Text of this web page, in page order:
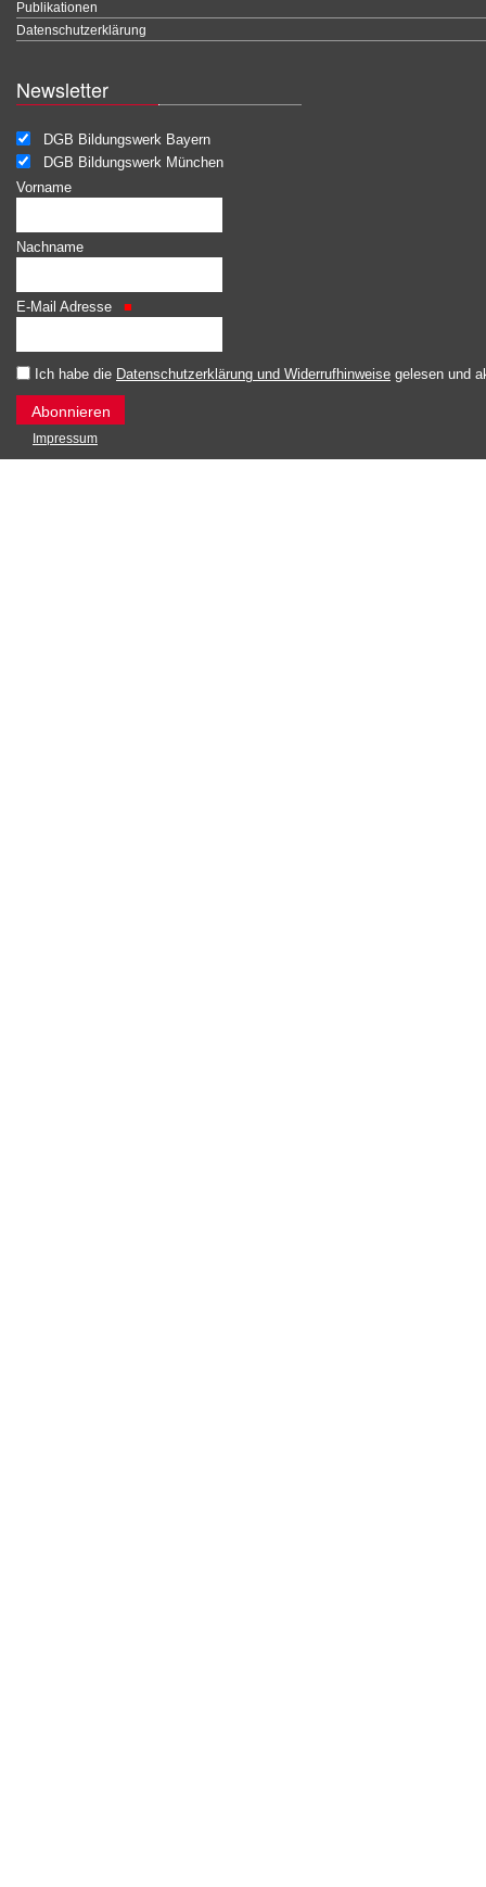
Publikationen
Datenschutzerklärung
Newsletter
DGB Bildungswerk Bayern
DGB Bildungswerk München
Vorname
Nachname
E-Mail Adresse
Ich habe die Datenschutzerklärung und Widerrufhinweise gelesen und
Impressum